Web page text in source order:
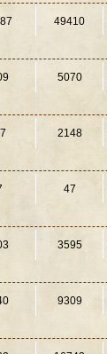
49410
5070
2148
47
3595
9309